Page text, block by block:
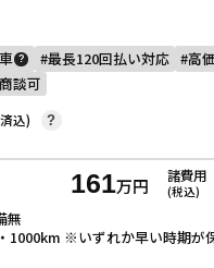
? 最長120回払い対応
高
談可
込) ?
161万円 諸費用
(税込)
無
1000km ※いずれか早い時期が